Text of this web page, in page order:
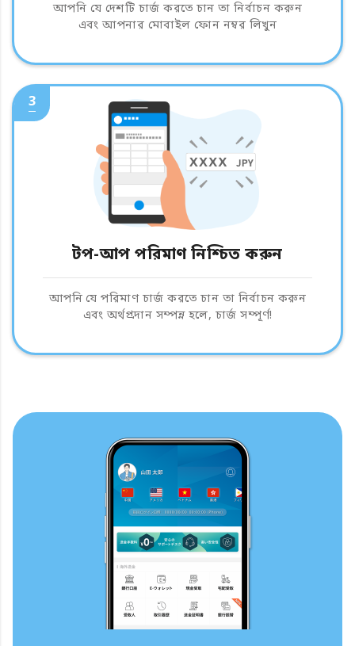
আপনি যে দেশটি চার্জ করতে চান তা নির্বাচন করুন
এবং আপনার মোবাইল ফোন নম্বর লিখুন
3
টপ-আপ পরিমাণ নিশ্চিত করুন
আপনি যে পরিমাণ চার্জ করতে চান তা নির্বাচন করুন
এবং অর্থপ্রদান সম্পন্ন হলে, চার্জ সম্পূর্ণ!